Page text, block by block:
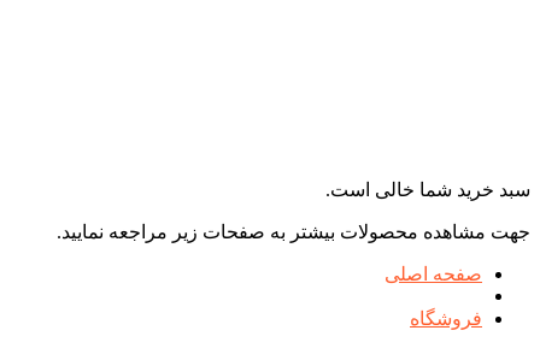
سبد خرید شما خالی است.
جهت مشاهده محصولات بیشتر به صفحات زیر مراجعه نمایید.
صفحه اصلی
فروشگاه